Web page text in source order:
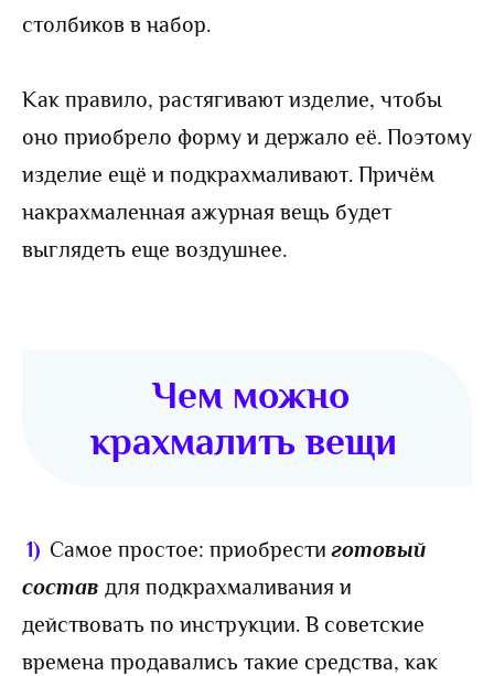
столбиков в набор.
Как правило, растягивают изделие, чтобы
оно приобрело форму и держало её. Поэтому
изделие ещё и подкрахмаливают. Причём
накрахмаленная ажурная вещь будет
выглядеть еще воздушнее.
Чем можно
крахмалить вещи
1) Самое простое: приобрестиготовый
состав для подкрахмаливания и
действовать по инструкции. В советские
времена продавались такие средства, как